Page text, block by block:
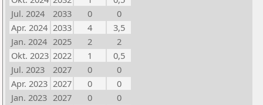
Jul. 2024
2033 0
0
Apr. 2024 2033 4
3,5
Jan. 2024 2025 2
2
Okt. 2023 2022 1
0,5
Jul. 2023
2027 0
0
Apr. 2023 2027 0
0
Jan. 2023 2027 0
0